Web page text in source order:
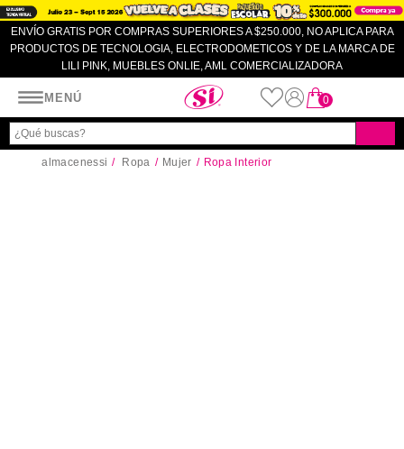
ENVÍO GRATIS POR COMPRAS SUPERIORES A $250.000, NO APLICA PARA
PRODUCTOS DE TECNOLOGIA, ELECTRODOMETICOS Y DE LA MARCA DE
LILI PINK, MUEBLES ONLIE, AML COMERCIALIZADORA
MENÚ
Almacenes SI
0
almacenessi Ropa Mujer Ropa Interior